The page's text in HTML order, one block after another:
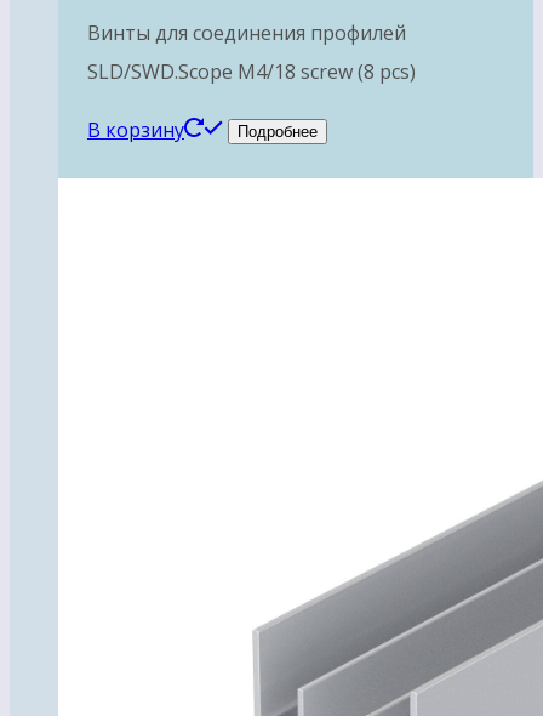
Винты для соединения профилей
SLD/SWD.Scope М4/18 screw (8 pcs)
В корзину Подробнее